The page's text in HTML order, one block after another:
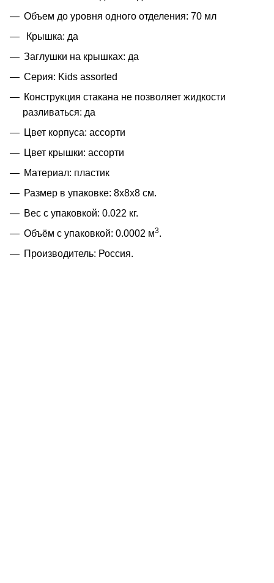
Объем до уровня одного отделения: 70 мл
Крышка: да
Заглушки на крышках: да
Серия: Kids assorted
Конструкция стакана не позволяет жидкости
разливаться: да
Цвет корпуса: ассорти
Цвет крышки: ассорти
Материал: пластик
Размер в упаковке: 8x8x8 см.
Вес с упаковкой: 0.022 кг.
Объём с упаковкой: 0.0002 м3.
Производитель: Россия.